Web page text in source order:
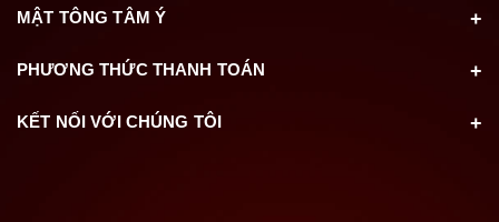
MẬT TÔNG TÂM Ý
PHƯƠNG THỨC THANH TOÁN
KẾT NỐI VỚI CHÚNG TÔI